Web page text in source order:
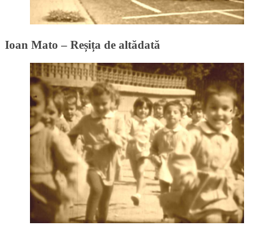
Ioan Mato – Reșița de altădată